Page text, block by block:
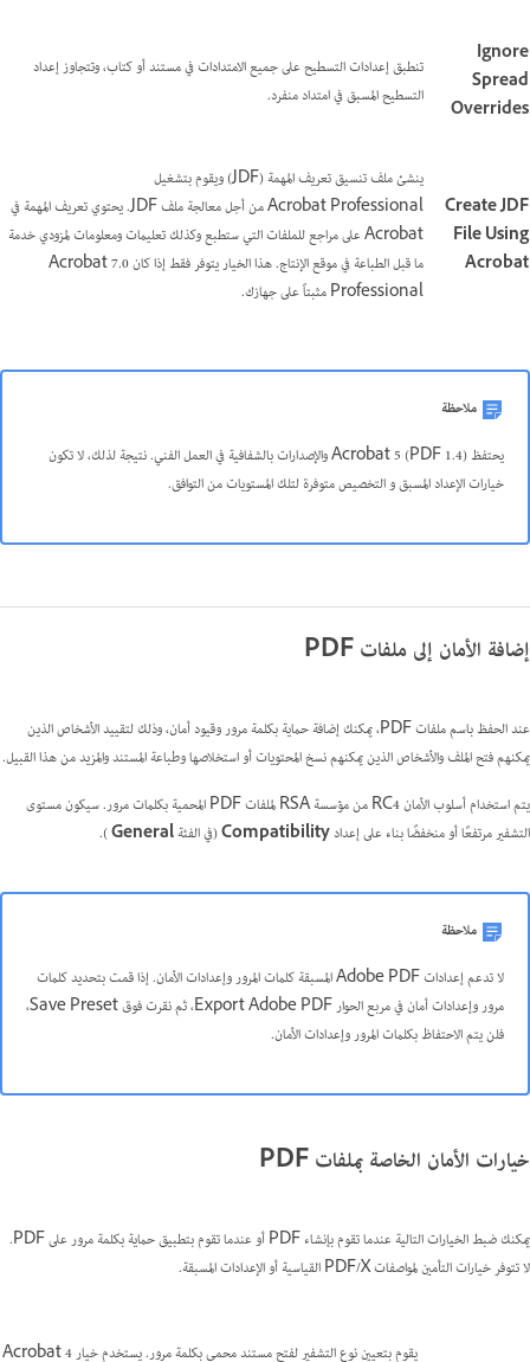
Ignore
Spread
Overrides
تنطبق إعدادات التسطيح على جميع الامتدادات في مستند أو كتاب، وتتجاوز إعداد
التسطيح المسبق في امتداد منفرد.
Create JDF
File Using
Acrobat
ينشئ ملف تنسيق تعريف المهمة (JDF) ويقوم بتشغيل
Acrobat Professional من أجل معالجة ملف JDF. يحتوي تعريف المهمة في
Acrobat على مراجع للملفات التي ستطبع وكذلك تعليمات ومعلومات لمزودي خدمة
ما قبل الطباعة في موقع الإنتاج. هذا الخيار يتوفر فقط إذا كان Acrobat 7.0
Professional مثبتاً على جهازك.
ملاحظة
يحتفظ (Acrobat 5 (PDF 1.4 والإصدارات بالشفافية في العمل الفني. نتيجة لذلك، لا تكون
خيارات الإعداد المسبق و التخصيص متوفرة لتلك المستويات من التوافق.
إضافة الأمان إلى ملفات PDF
عند الحفظ باسم ملفات PDF، يمكنك إضافة حماية بكلمة مرور وقيود أمان، وذلك لتقييد الأشخاص الذين
يمكنهم فتح الملف والأشخاص الذين يمكنهم نسخ المحتويات أو استخلاصها وطباعة المستند والمزيد من هذا القبيل.
يتم استخدام أسلوب الأمان RC4 من مؤسسة RSA لملفات PDF المحمية بكلمات مرور. سيكون مستوى
التشفير مرتفعًا أو منخفضًا بناء على إعدادCompatibility(في الفئةGeneral
).
ملاحظة
لا تدعم إعدادات Adobe PDF المسبقة كلمات المرور وإعدادات الأمان. إذا قمت بتحديد كلمات
مرور وإعدادات أمان في مربع الحوار Export Adobe PDF، ثم نقرت فوق Save Preset،
فلن يتم الاحتفاظ بكلمات المرور وإعدادات الأمان.
خيارات الأمان الخاصة بملفات PDF
يمكنك ضبط الخيارات التالية عندما تقوم بإنشاء PDF أو عندما تقوم بتطبيق حماية بكلمة مرور على PDF.
لا تتوفر خيارات التأمين لمواصفات PDF/X القياسية أو الإعدادات المسبقة.
يقوم بتعيين نوع التشفير لفتح مستند محمي بكلمة مرور. يستخدم خيار Acrobat 4